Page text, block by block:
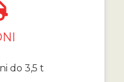
do 3,5 t